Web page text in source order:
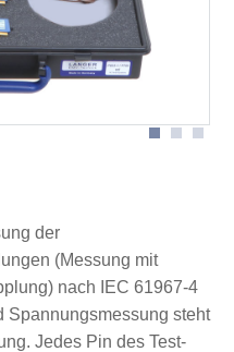
der
(Messung mit
nach IEC 61967-4
Spannungsmessung steht
Jedes Pin des Test-